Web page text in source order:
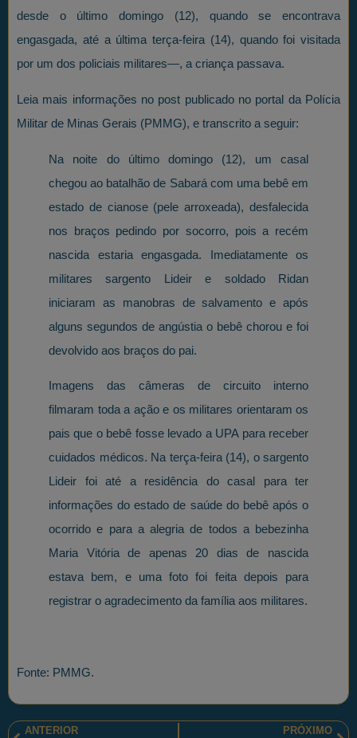
desde o último domingo (12), quando se encontrava
engasgada, até a última terça-feira (14), quando foi visitada
por um dos policiais militares—, a criança passava.
Leia mais informações no post publicado no portal da Polícia
Militar de Minas Gerais (PMMG), e transcrito a seguir:
Na noite do último domingo (12), um casal
chegou ao batalhão de Sabará com uma bebê em
estado de cianose (pele arroxeada), desfalecida
nos braços pedindo por socorro, pois a recém
nascida estaria engasgada. Imediatamente os
militares sargento Lideir e soldado Ridan
iniciaram as manobras de salvamento e após
alguns segundos de angústia o bebê chorou e foi
devolvido aos braços do pai.
Imagens das câmeras de circuito interno
filmaram toda a ação e os militares orientaram os
pais que o bebê fosse levado a UPA para receber
cuidados médicos. Na terça-feira (14), o sargento
Lideir foi até a residência do casal para ter
informações do estado de saúde do bebê após o
ocorrido e para a alegria de todos a bebezinha
Maria Vitória de apenas 20 dias de nascida
estava bem, e uma foto foi feita depois para
registrar o agradecimento da família aos militares.
Fonte: PMMG.
ANTERIOR
PRÓXIMO